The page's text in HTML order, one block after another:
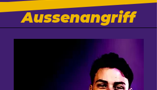
Aussenangriff